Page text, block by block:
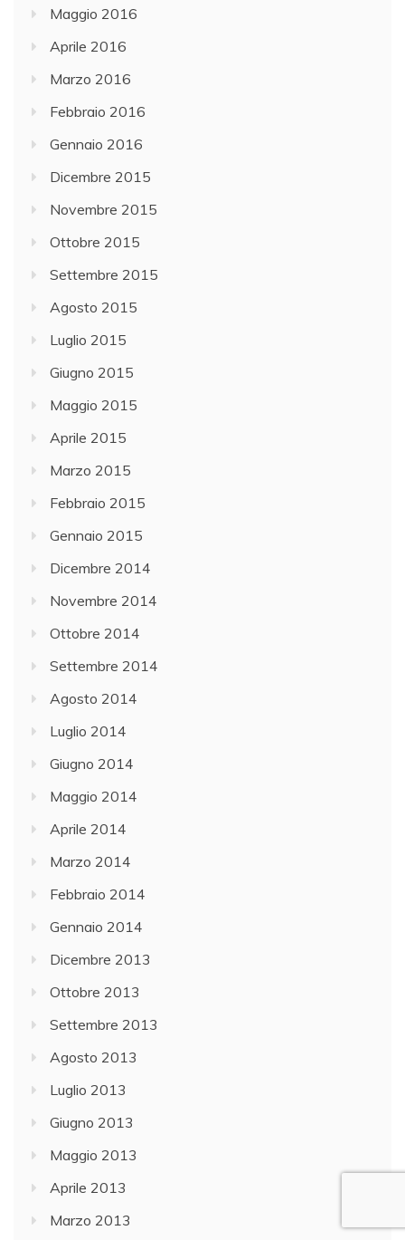
Maggio 2016
Aprile 2016
Marzo 2016
Febbraio 2016
Gennaio 2016
Dicembre 2015
Novembre 2015
Ottobre 2015
Settembre 2015
Agosto 2015
Luglio 2015
Giugno 2015
Maggio 2015
Aprile 2015
Marzo 2015
Febbraio 2015
Gennaio 2015
Dicembre 2014
Novembre 2014
Ottobre 2014
Settembre 2014
Agosto 2014
Luglio 2014
Giugno 2014
Maggio 2014
Aprile 2014
Marzo 2014
Febbraio 2014
Gennaio 2014
Dicembre 2013
Ottobre 2013
Settembre 2013
Agosto 2013
Luglio 2013
Giugno 2013
Maggio 2013
Aprile 2013
Marzo 2013